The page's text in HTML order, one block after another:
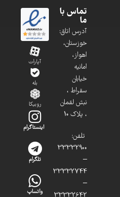
تماس با
ما
آدرس اتاق:
خوزستان،
اهواز،
امانیه
خیابان
سقراط ،
نبش لقمان
، پلاک 10
تلفن:
33332900
–
33332744
–
آپارات
بله
روبیکا
اینستاگرام
تلگرام
واتساپ